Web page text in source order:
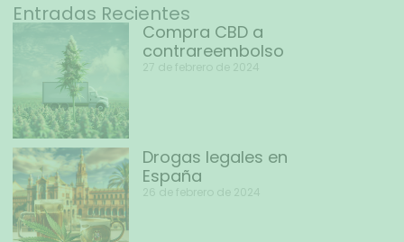
Entradas Recientes
Compra CBD a
contrareembolso
27 de febrero de 2024
Drogas legales en
España
26 de febrero de 2024